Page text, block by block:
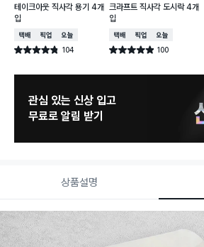
테이크아웃 직사각 용기 4개
입
택배배송매장픽업오늘배송
별점 4.8점 104
건 작성
크라프트 직사각 도시락 4개
입
택배배송매장픽업오늘배송
별점 4.9점 100
건 작성
관심 있는 신상 입고
무료로 알림 받기
상품설명